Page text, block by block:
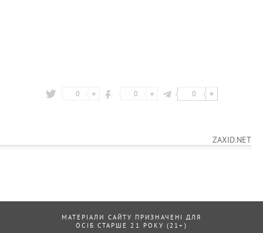
0 0 0
ZAXID.NET
МАТЕРІАЛИ САЙТУ ПРИЗНАЧЕНІ ДЛЯ
ОСІБ СТАРШЕ 21 РОКУ (21+)